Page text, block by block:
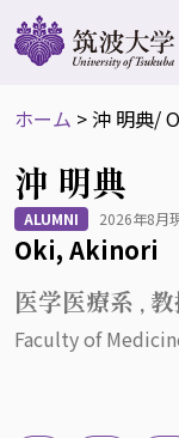
ホーム >沖 明典/
沖 明典
ALUMNI 2026年8月
Oki, Akinori
医学医療系 ,
Faculty of